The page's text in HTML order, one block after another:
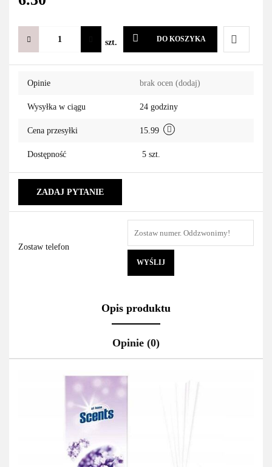
szt. DO KOSZYKA
Do
Opinie brak ocen (dodaj)
Wysyłka w ciągu 24 godziny
Cena przesyłki 15.99
Dostępność 5 szt.
ZADAJ PYTANIE
Zostaw telefon
WYŚLIJ
Opis produktu
Opinie (0)